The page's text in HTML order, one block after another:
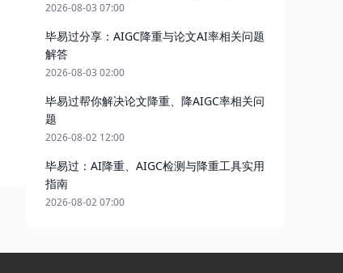
2026-08-03 07:00
毕易过分享：AIGC降重与论文AI率相关问题
解答
2026-08-03 02:00
毕易过帮你解决论文降重、降AIGC率相关问
题
2026-08-02 12:00
毕易过：AI降重、AIGC检测与降重工具实用
指南
2026-08-02 07:00